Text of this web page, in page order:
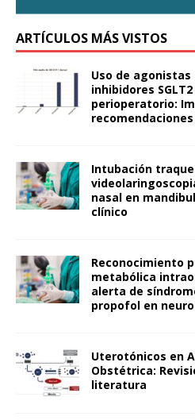
ARTÍCULOS MÁS VISTOS
Uso de agonistas
inhibidores
perioperatorio:
Intubación
nasal en
clínico
Reconocimiento
metabólica
alerta de
propofol en
Uterotónicos en
Obstétrica:
literatura